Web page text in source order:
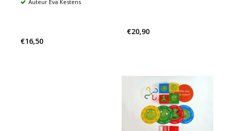
Auteur Eva Kestens
€16,50
€20,90